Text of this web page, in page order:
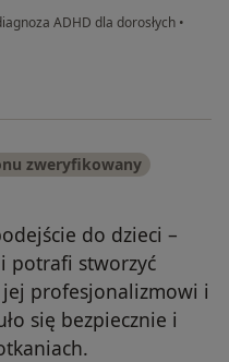
ADHD dla dorosłych •
zweryfikowany
do dzieci –
potrafi stworzyć
profesjonalizmowi i
się bezpiecznie i